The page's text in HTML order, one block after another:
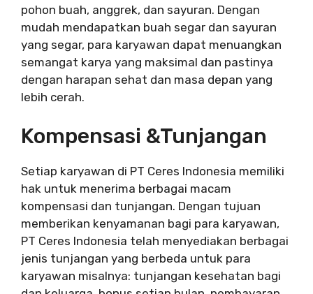
pohon buah, anggrek, dan sayuran. Dengan
mudah mendapatkan buah segar dan sayuran
yang segar, para karyawan dapat menuangkan
semangat karya yang maksimal dan pastinya
dengan harapan sehat dan masa depan yang
lebih cerah.
Kompensasi &Tunjangan
Setiap karyawan di PT Ceres Indonesia memiliki
hak untuk menerima berbagai macam
kompensasi dan tunjangan. Dengan tujuan
memberikan kenyamanan bagi para karyawan,
PT Ceres Indonesia telah menyediakan berbagai
jenis tunjangan yang berbeda untuk para
karyawan misalnya: tunjangan kesehatan bagi